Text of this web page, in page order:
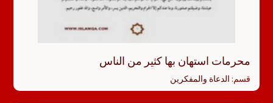
محرمات استهان بها كثير من الناس
قسم: الدعاة والمفكرين